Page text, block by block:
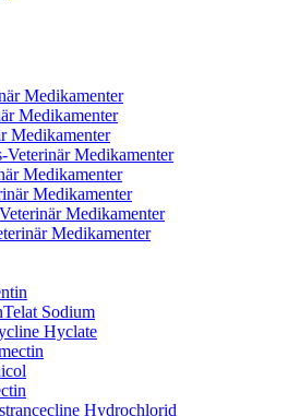
Medikamenter
Medikamenter
Medikamenter
Veterinär Medikamenter
Medikamenter
Medikamenter
Medikamenter
Medikamenter
Sodium
Hyclate
Hydrochlorid